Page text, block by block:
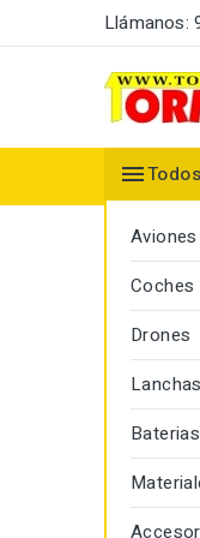
Llámanos:

Aviones
Coches
Drones
Lanchas
Baterias